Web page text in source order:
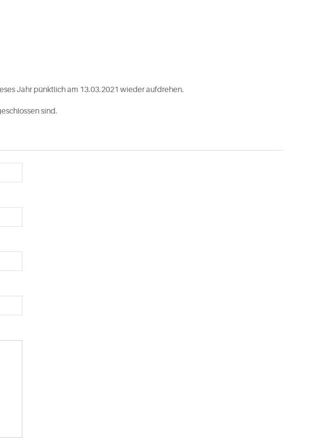
Jahr pünktlich am 13.03.2021 wieder aufdrehen.
sind.